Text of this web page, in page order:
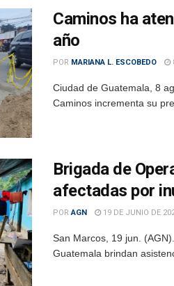
Caminos ha
año
POR MARIANA L. ESCOBEDO
Ciudad de Guatemala, 8
Caminos incrementa su
Brigada de
afectadas por
POR AGN 19 DE JUNIO DE
San Marcos, 19 jun.
Guatemala brindan